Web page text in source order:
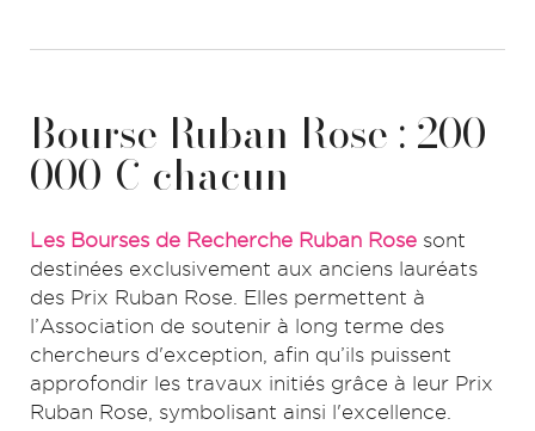
Bourse Ruban Rose : 200
000 € chacun
Les Bourses de Recherche Ruban Rose sont
destinées exclusivement aux anciens lauréats
des Prix Ruban Rose. Elles permettent à
l’Association de soutenir à long terme des
chercheurs d'exception, afin qu’ils puissent
approfondir les travaux initiés grâce à leur Prix
Ruban Rose, symbolisant ainsi l'excellence.